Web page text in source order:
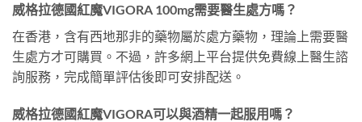
威格拉德國紅魔VIGORA 100mg需要醫生處方嗎？
在香港，含有西地那非的藥物屬於處方藥物，理論上需要醫
生處方才可購買。不過，許多網上平台提供免費線上醫生諮
詢服務，完成簡單評估後即可安排配送。
威格拉德國紅魔VIGORA可以與酒精一起服用嗎？